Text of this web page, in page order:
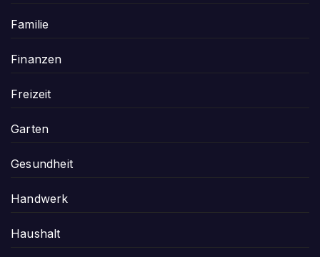
Familie
Finanzen
Freizeit
Garten
Gesundheit
Handwerk
Haushalt